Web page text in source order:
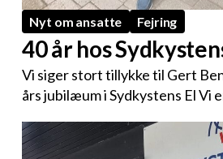
Nyt om ansatte Fejring
40 år hos
Vi siger stort tillykke til Gert
års jubilæum i Sydkystens El Vi